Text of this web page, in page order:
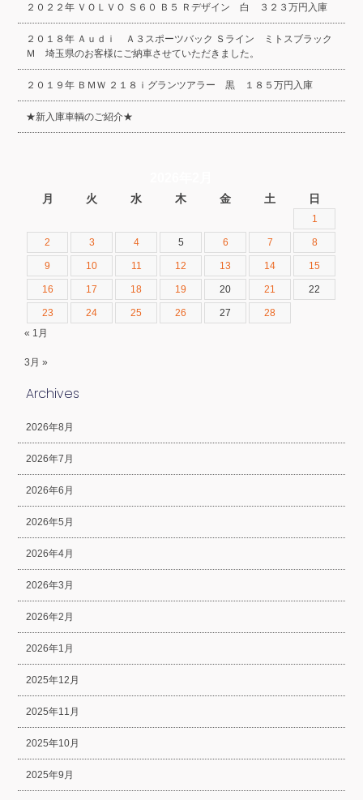
２０２２年 ＶＯＬＶＯ Ｓ６０ Ｂ５ Ｒデザイン 白 ３２３万円入庫
２０１８年 Ａｕｄｉ Ａ３スポーツバック Ｓライン ミトスブラック
Ｍ 埼玉県のお客様にご納車させていただきました。
２０１９年 ＢＭＷ ２１８ｉグランツアラー 黒 １８５万円入庫
★新入庫車輌のご紹介★
月 火 水 木 金 土 日
1
2 3 4 5 6 7 8
9 10 11 12 13 14 15
16 17 18 19 20 21 22
23 24 25 26 27
28
« 1月
3月 »
Archives
2026年8月
2026年7月
2026年6月
2026年5月
2026年4月
2026年3月
2026年2月
2026年1月
2025年12月
2025年11月
2025年10月
2025年9月